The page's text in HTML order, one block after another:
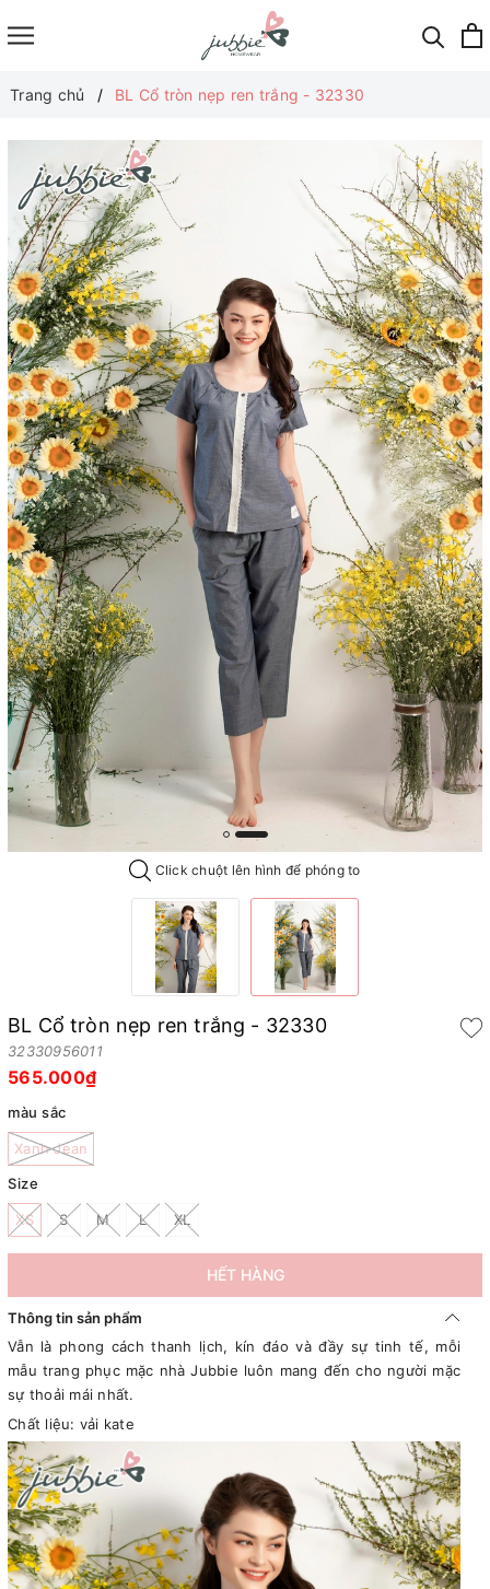
Trang chủ BL Cổ tròn nẹp ren trắng - 32330
Click chuột lên hình để phóng to
BL Cổ tròn nẹp ren trắng - 32330
32330956011
565.000₫
màu sắc
Xanh Jean
Size
XS S M L XL
HẾT HÀNG
Thông tin sản phẩm
Vẫn là phong cách thanh lịch, kín đáo và đầy sự tinh tế, mỗi
mẫu trang phục mặc nhà Jubbie luôn mang đến cho người mặc
sự thoải mái nhất.
Chất liệu: vải kate